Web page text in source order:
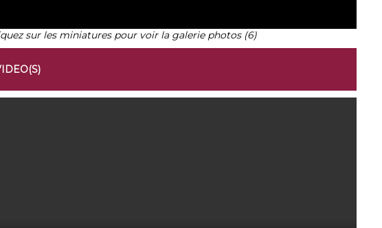
sur les miniatures pour voir la galerie photos (6)